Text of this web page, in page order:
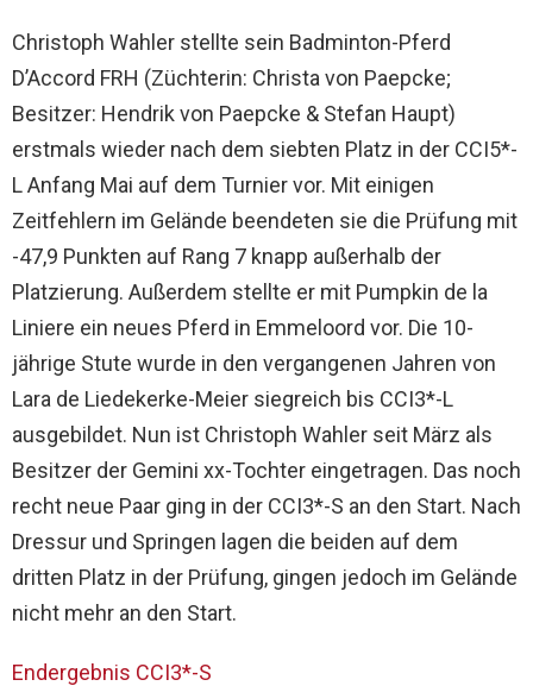
Christoph Wahler stellte sein Badminton-Pferd
D’Accord FRH (Züchterin: Christa von Paepcke;
Besitzer: Hendrik von Paepcke & Stefan Haupt)
erstmals wieder nach dem siebten Platz in der CCI5*-
L Anfang Mai auf dem Turnier vor. Mit einigen
Zeitfehlern im Gelände beendeten sie die Prüfung mit
-47,9 Punkten auf Rang 7 knapp außerhalb der
Platzierung. Außerdem stellte er mit Pumpkin de la
Liniere ein neues Pferd in Emmeloord vor. Die 10-
jährige Stute wurde in den vergangenen Jahren von
Lara de Liedekerke-Meier siegreich bis CCI3*-L
ausgebildet. Nun ist Christoph Wahler seit März als
Besitzer der Gemini xx-Tochter eingetragen. Das noch
recht neue Paar ging in der CCI3*-S an den Start. Nach
Dressur und Springen lagen die beiden auf dem
dritten Platz in der Prüfung, gingen jedoch im Gelände
nicht mehr an den Start.
Endergebnis CCI3*-S